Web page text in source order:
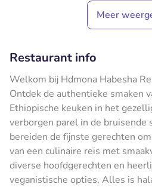
Meer
Restaurant info
Welkom bij Hdmona Habesha
Ontdek de authentieke smaken
Ethiopische keuken in het
verborgen parel in de bruisende
bereiden de fijnste gerechten
van een culinaire reis met
diverse hoofdgerechten en
veganistische opties. Alles is